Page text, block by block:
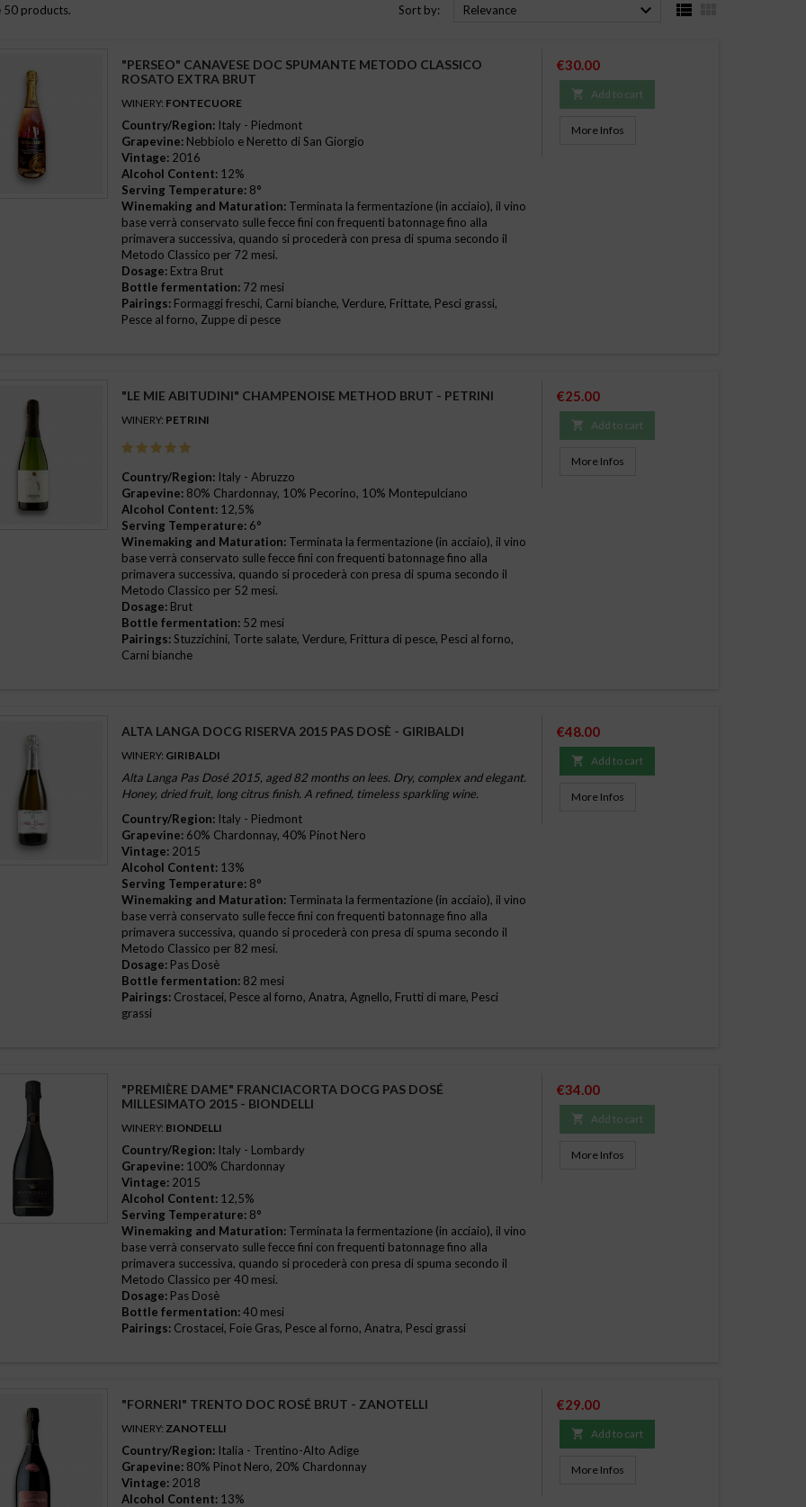
(1)
(1)
di mare, Verdure grigliate(1)
di pesce
Frittura di pesce, Uova, Verdure (1)
Bolliti
Frittura di pesce
grassi
Pesce al forno, Zuppe di pesce(1)
di pesce
(2)
di pesce
50 products. Sort by: Relevance  
"PERSEO" CANAVESE DOC SPUMANTE METODO CLASSICO
ROSATO EXTRA BRUT
WINERY: FONTECUORE
Country/Region: Italy - Piedmont
Grapevine: Nebbiolo e Neretto di San Giorgio
Vintage: 2016
Alcohol Content: 12%
Serving Temperature: 8°
Winemaking and Maturation: Terminata la fermentazione (in acciaio), il vino
base verrà conservato sulle fecce fini con frequenti batonnage fino alla
primavera successiva, quando si procederà con presa di spuma secondo il
Metodo Classico per 72 mesi.
Dosage: Extra Brut
Bottle fermentation: 72 mesi
Pairings: Formaggi freschi, Carni bianche, Verdure, Frittate, Pesci grassi,
Pesce al forno, Zuppe di pesce
Price
€30.00
 Add to cart
More Infos
"LE MIE ABITUDINI" CHAMPENOISE METHOD BRUT - PETRINI
WINERY: PETRINI
Country/Region: Italy - Abruzzo
Grapevine: 80% Chardonnay, 10% Pecorino, 10% Montepulciano
Alcohol Content: 12,5%
Serving Temperature: 6°
Winemaking and Maturation: Terminata la fermentazione (in acciaio), il vino
base verrà conservato sulle fecce fini con frequenti batonnage fino alla
primavera successiva, quando si procederà con presa di spuma secondo il
Metodo Classico per 52 mesi.
Dosage: Brut
Bottle fermentation: 52 mesi
Pairings:Stuzzichini, Torte salate, Verdure, Frittura di pesce, Pesci al forno,
Carni bianche
Price
€25.00
 Add to cart
More Infos
ALTA LANGA DOCG RISERVA 2015 PAS DOSÈ - GIRIBALDI
WINERY: GIRIBALDI
Alta Langa Pas Dosé 2015, aged 82 months on lees. Dry, complex and elegant.
Honey, dried fruit, long citrus finish. A refined, timeless sparkling wine.
Country/Region: Italy - Piedmont
Grapevine: 60% Chardonnay, 40% Pinot Nero
Vintage: 2015
Alcohol Content: 13%
Serving Temperature: 8°
Winemaking and Maturation: Terminata la fermentazione (in acciaio), il vino
base verrà conservato sulle fecce fini con frequenti batonnage fino alla
primavera successiva, quando si procederà con presa di spuma secondo il
Metodo Classico per 82 mesi.
Dosage: Pas Dosè
Bottle fermentation: 82 mesi
Pairings: Crostacei, Pesce al forno, Anatra, Agnello, Frutti di mare, Pesci
grassi
Price
€48.00
 Add to cart
More Infos
"PREMIÈRE DAME" FRANCIACORTA DOCG PAS DOSÉ
MILLESIMATO 2015 - BIONDELLI
WINERY: BIONDELLI
Country/Region: Italy - Lombardy
Grapevine: 100% Chardonnay
Vintage: 2015
Alcohol Content: 12,5%
Serving Temperature: 8°
Winemaking and Maturation: Terminata la fermentazione (in acciaio), il vino
base verrà conservato sulle fecce fini con frequenti batonnage fino alla
primavera successiva, quando si procederà con presa di spuma secondo il
Metodo Classico per 40 mesi.
Dosage: Pas Dosè
Bottle fermentation:40 mesi
Pairings: Crostacei, Foie Gras, Pesce al forno, Anatra, Pesci grassi
Price
€34.00
 Add to cart
More Infos
"FORNERI" TRENTO DOC ROSÉ BRUT - ZANOTELLI
WINERY: ZANOTELLI
Country/Region: Italia - Trentino-Alto Adige
Grapevine: 80% Pinot Nero, 20% Chardonnay
Vintage: 2018
Alcohol Content: 13%
Price
€29.00
 Add to cart
More Infos